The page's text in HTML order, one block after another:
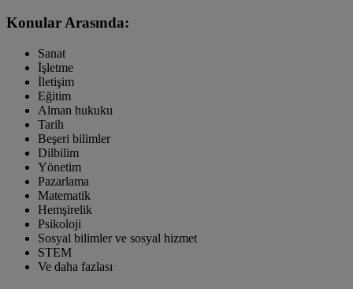
Konular Arasında:
Sanat
İşletme
İletişim
Eğitim
Alman hukuku
Tarih
Beşeri bilimler
Dilbilim
Yönetim
Pazarlama
Matematik
Hemşirelik
Psikoloji
Sosyal bilimler ve sosyal hizmet
STEM
Ve daha fazlası